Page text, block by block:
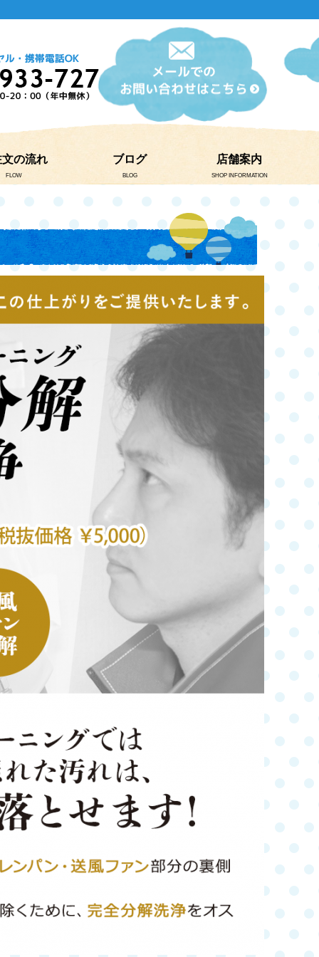
文の流れ
FLOW
ブログ
BLOG
店舗案内
SHOP INFORMATION